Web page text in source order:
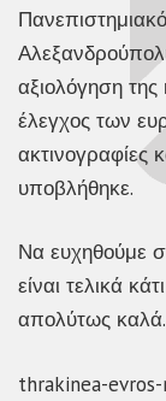
αξιολόγηση
έλεγχος των
ακτινογραφίες
υποβλήθηκε.
Να ευχηθούμε
είναι τελικά
απολύτως καλά.
thrakinea-